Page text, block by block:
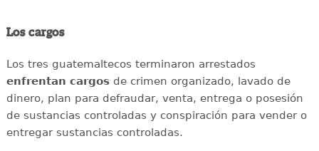
Los cargos
Los tres guatemaltecos terminaron arrestados
enfrentan cargosde crimen organizado, lavado de
dinero, plan para defraudar, venta, entrega o posesión
de sustancias controladas y conspiración para vender o
entregar sustancias controladas.